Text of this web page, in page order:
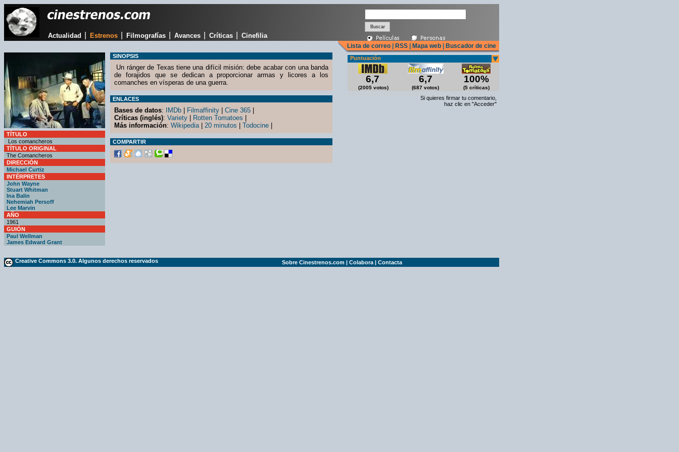
Actualidad Estrenos Filmografías Avances Críticas Cinefilia
Lista de correo RSS Mapa web Buscador de cine
TÍTULO
Los comancheros
TÍTULO ORIGINAL
The Comancheros
DIRECCIÓN
Michael Curtiz
INTÉRPRETES
John Wayne
Stuart Whitman
Ina Balin
Nehemiah Persoff
Lee Marvin
AÑO
1961
GUIÓN
Paul Wellman
James Edward Grant
SINOPSIS
Un ránger de Texas tiene una difícil misión: debe acabar con una banda
de forajidos que se dedican a proporcionar armas y licores a los
comanches en vísperas de una guerra.
ENLACES
Bases de datos: IMDb Filmaffinity Cine 365
Críticas (inglés): Variety Rotten Tomatoes
Más información: Wikipedia| 20 minutos Todocine
COMPARTIR
Puntuación
6,7
(2005 votos)
6,7
(687 votos)
100%
(5 críticas)
Si quieres firmar tu comentario,
haz clic en "Acceder"
Creative Commons 3.0. Algunos derechos reservados Sobre Cinestrenos.com | Colabora | Contacta